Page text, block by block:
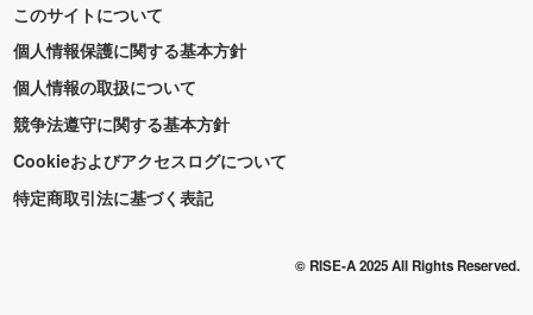
このサイトについて
個人情報保護に関する基本方針
個人情報の取扱について
競争法遵守に関する基本方針
Cookieおよびアクセスログについて
特定商取引法に基づく表記
© RISE-A 2025 All Rights Reserved.